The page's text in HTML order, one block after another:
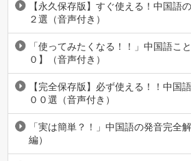
【永久保存版】すぐ使える！中国語
２選（音声付き）
「使ってみたくなる！！」中国語こ
０】（音声付き）
【完全保存版】必ず使える！！中国
００選（音声付き）
「実は簡単？！」中国語の発音完全
編）